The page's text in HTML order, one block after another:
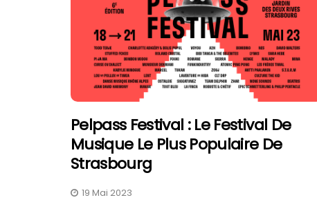
Pelpass Festival : Le Festival De
Musique Le Plus Populaire De
Strasbourg
19 Mai 2023